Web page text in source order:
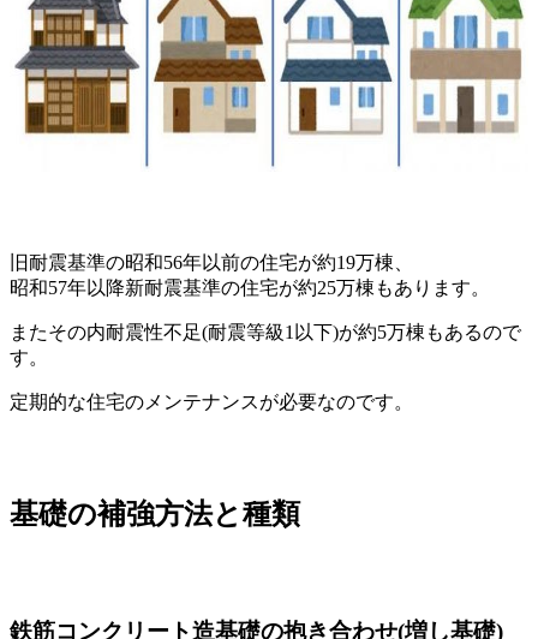
旧耐震基準の昭和56年以前の住宅が約19万棟、
昭和57年以降新耐震基準の住宅が約25万棟もあります。
またその内耐震性不足(耐震等級1以下)が約5万棟もあるので
す。
定期的な住宅のメンテナンスが必要なのです。
基礎の補強方法と種類
鉄筋コンクリート造基礎の抱き合わせ(増し基礎)